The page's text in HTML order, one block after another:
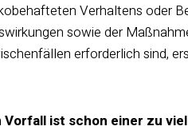
Verhaltens oder
sowie der
erforderlich sind,
Vorfall ist schon einer zu viel